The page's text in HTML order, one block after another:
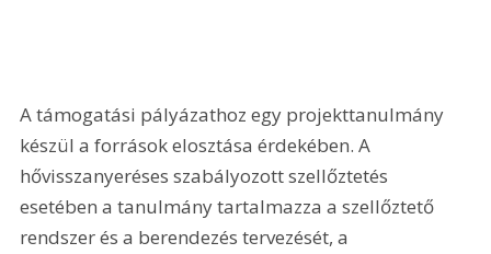
A támogatási pályázathoz egy projekttanulmány
készül a források elosztása érdekében. A
hővisszanyeréses szabályozott szellőztetés
esetében a tanulmány tartalmazza a szellőztető
rendszer és a berendezés tervezését, a